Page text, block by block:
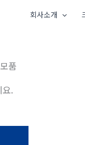
회사소개
품
.